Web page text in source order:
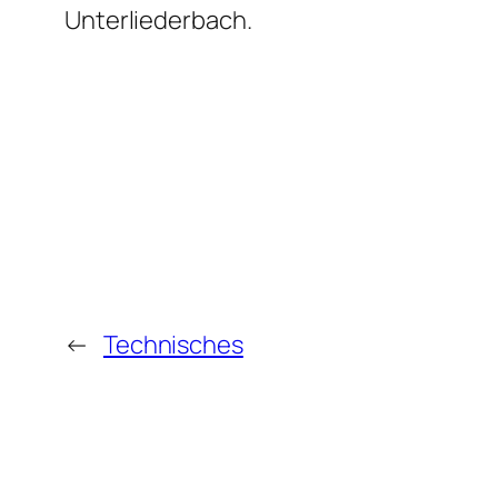
Unterliederbach.
← Technisches